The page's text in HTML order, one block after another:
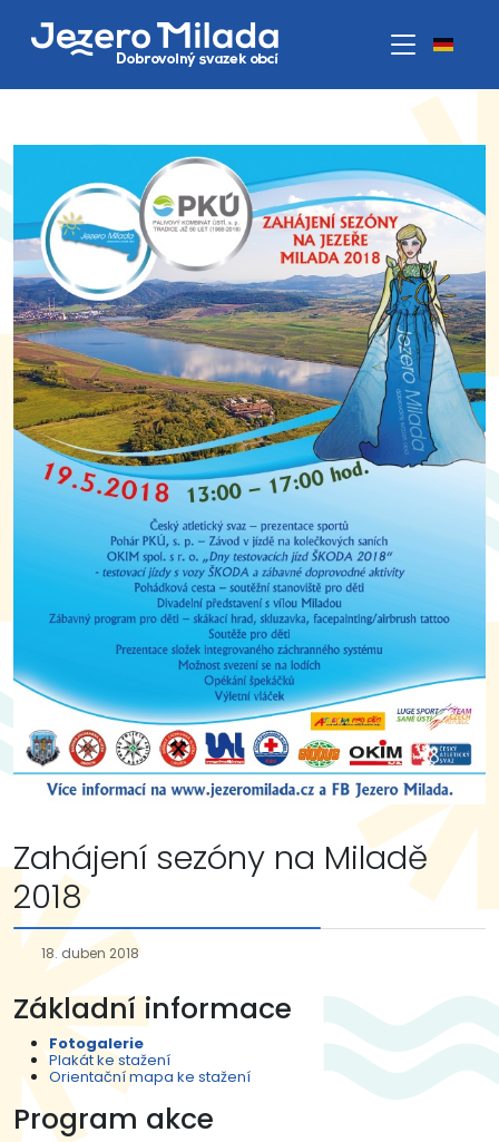
Zahájení sezóny na Miladě
2018
18. duben 2018
Základní informace
Fotogalerie
Plakát ke stažení
Orientační mapa ke stažení
Program akce